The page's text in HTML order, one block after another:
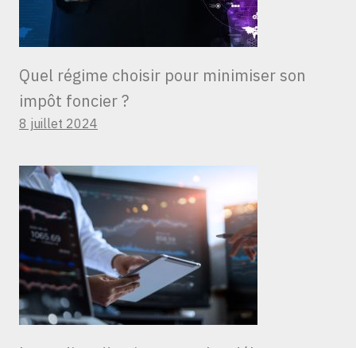
Quel régime choisir pour minimiser son
impôt foncier ?
8 juillet 2024